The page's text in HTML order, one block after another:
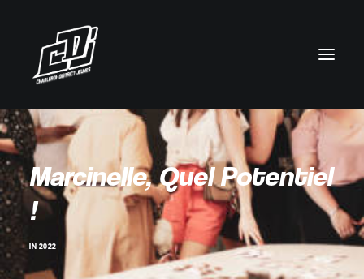
Marcinelle, Quel Potentiel
!
IN 2022